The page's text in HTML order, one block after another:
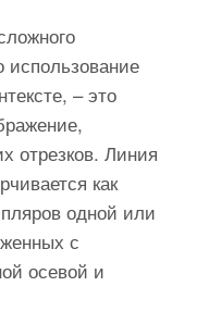
использование
– это
отрезков. Линия
как
одной или
с
осевой и